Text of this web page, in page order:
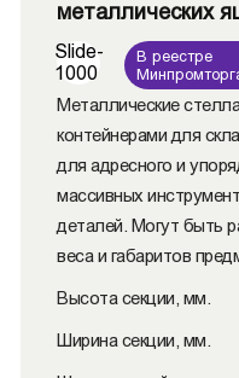
металлических
Slide-
1000
В реестре
Металлические
контейнерами для
для адресного и
массивных
деталей. Могут быть
веса и габаритов
Высота секции, мм.
Ширина секции, мм.